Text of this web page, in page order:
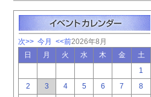
次>> 今月 <<前2026年8月
日
月 火 水 木 金 土
1
2 3 4 5 6 7 8